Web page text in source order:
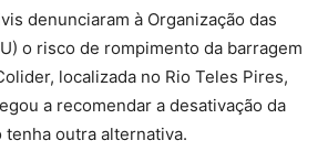
denunciaram à Organização das
o risco de rompimento da barragem
localizada no Rio Teles Pires,
a recomendar a desativação da
tenha outra alternativa.